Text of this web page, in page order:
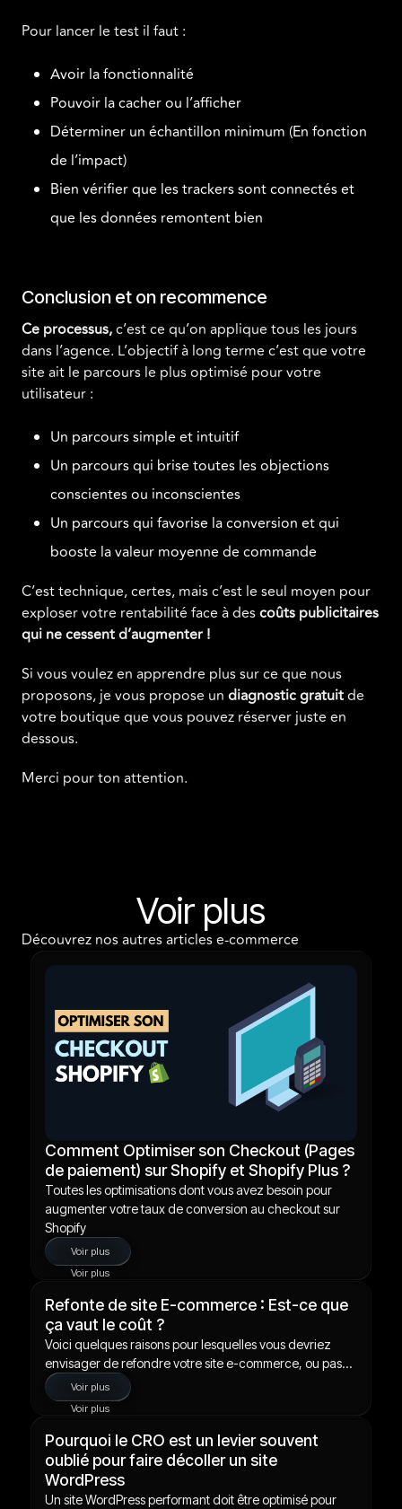
Pour lancer le test il faut :
Avoir la fonctionnalité
Pouvoir la cacher ou l’afficher
Déterminer un échantillon minimum (En fonction
de l’impact)
Bien vérifier que les trackers sont connectés et
que les données remontent bien
Conclusion et on recommence
Ce processus,c’est ce qu’on applique tous les jours
dans l’agence. L’objectif à long terme c’est que votre
site ait le parcours le plus optimisé pour votre
utilisateur :
Un parcours simple et intuitif
Un parcours qui brise toutes les objections
conscientes ou inconscientes
Un parcours qui favorise la conversion et qui
booste la valeur moyenne de commande
C’est technique, certes, mais c’est le seul moyen pour
exploser votre rentabilité face à descoûts publicitaires
qui ne cessent d’augmenter !
Si vous voulez en apprendre plus sur ce que nous
proposons, je vous propose un diagnostic gratuitde
votre boutique que vous pouvez réserver juste en
dessous.
Merci pour ton attention.
Voir plus
Découvrez nos autres articles e-commerce
Comment Optimiser son Checkout (Pages
de paiement) sur Shopify et Shopify Plus ?
Toutes les optimisations dont vous avez besoin pour
augmenter votre taux de conversion au checkout sur
Shopify
Voir plus
Voir plus
Refonte de site E-commerce : Est-ce que
ça vaut le coût ?
Voici quelques raisons pour lesquelles vous devriez
envisager de refondre votre site e-commerce, ou pas...
Voir plus
Voir plus
Pourquoi le CRO est un levier souvent
oublié pour faire décoller un site
WordPress
Un site WordPress performant doit être optimisé pour